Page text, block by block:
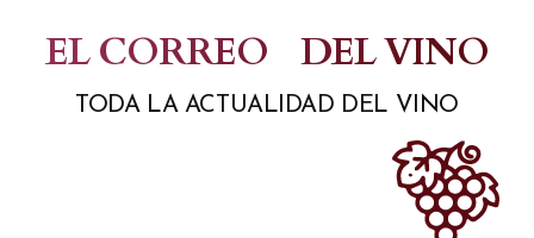
contenido
EL CORREO DEL VINO
TODA LA ACTUALIDAD DEL VINO